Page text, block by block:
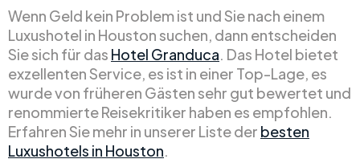
Wenn Geld kein Problem ist und Sie nach einem
Luxushotel in Houston suchen, dann entscheiden
Sie sich für das Hotel Granduca. Das Hotel bietet
exzellenten Service, es ist in einer Top-Lage, es
wurde von früheren Gästen sehr gut bewertet und
renommierte Reisekritiker haben es empfohlen.
Erfahren Sie mehr in unserer Liste der besten
Luxushotels in Houston.